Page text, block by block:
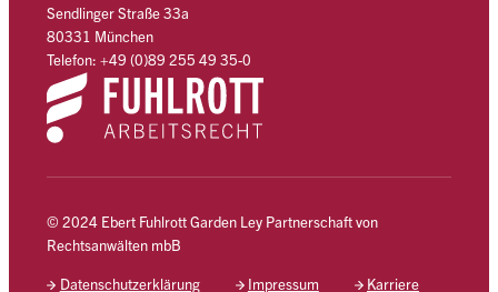
Sendlinger Straße 33a
80331 München
Telefon: +49 (0)89 255 49 35-0
© 2024 Ebert Fuhlrott Garden Ley Partnerschaft von
Rechtsanwälten mbB
Datenschutzerklärung Impressum Karriere